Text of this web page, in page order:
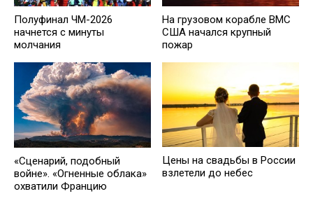
Полуфинал ЧМ-2026
начнется с минуты
молчания
На грузовом корабле ВМС
США начался крупный
пожар
«Сценарий, подобный
войне». «Огненные облака»
охватили Францию
Цены на свадьбы в России
взлетели до небес